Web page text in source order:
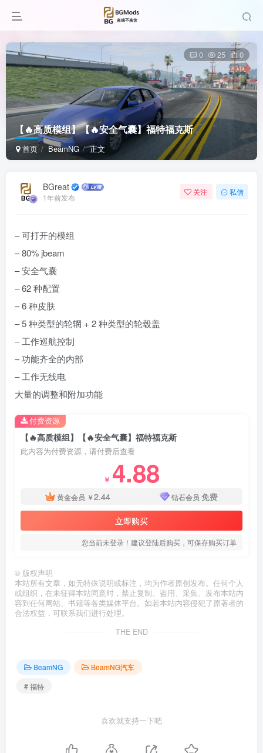
【🔥高质模组】【🔥安全气囊】福特福克斯
首页 BeamNG 正文
0 25 0
BGreat
1年前发布
关注 私信
– 可打开的模组
– 80% jbeam
– 安全气囊
– 62 种配置
– 6 种皮肤
– 5 种类型的轮辋 + 2 种类型的轮毂盖
– 工作巡航控制
– 功能齐全的内部
– 工作无线电
大量的调整和附加功能
【🔥高质模组】【🔥安全气囊】福特福克斯
此内容为付费资源，请付费后查看
￥ 4.88
黄金会员 ￥2.44 钻石会员 免费
立即购买
您当前未登录！建议登陆后购买，可保存购买订单
付费资源
© 版权声明
本站所有文章，如无特殊说明或标注，均为作者原创发布。任何个人
或组织，在未征得本站同意时，禁止复制、盗用、采集、发布本站内
容到任何网站、书籍等各类媒体平台。如若本站内容侵犯了原著者的
合法权益，可联系我们进行处理。
THE END
BeamNG
BeamNG汽车
# 福特
喜欢就支持一下吧